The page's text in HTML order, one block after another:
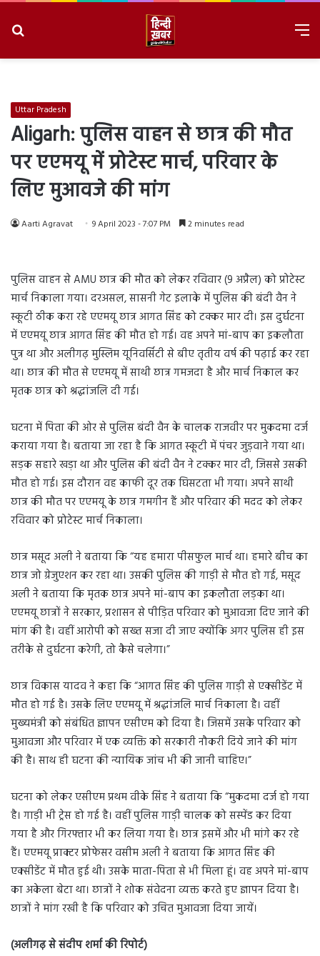
Uttar Pradesh
Aligarh: पुलिस वाहन से छात्र की मौत
पर एएमयू में प्रोटेस्ट मार्च, परिवार के
लिए मुआवजे की मांग
Aarti Agravat 9 April 2023 - 7:07 PM 2 minutes read
पुलिस वाहन से AMU छात्र की मौत को लेकर रविवार (9 अप्रैल) को प्रोटेस्ट
मार्च निकाला गया। दरअसल, सासनी गेट इलाके में पुलिस की बंदी वैन ने
स्कूटी ठीक करा रहे एएमयू छात्र आगत सिंह को टक्कर मार दी। इस दुर्घटना
में एएमयू छात्र आगत सिंह की मौत हो गई। वह अपने मां-बाप का इकलौता
पुत्र था और अलीगढ़ मुस्लिम यूनिवर्सिटी से बीए तृतीय वर्ष की पढ़ाई कर रहा
था। छात्र की मौत से एएमयू में साथी छात्र गमजदा है और मार्च निकाल कर
मृतक छात्र को श्रद्धांजलि दी गई।
घटना में पिता की ओर से पुलिस बंदी वैन के चालक राजवीर पर मुकदमा दर्ज
कराया गया है। बताया जा रहा है कि आगत स्कूटी में पंचर जुड़वाने गया था।
सड़क सहारे खड़ा था और पुलिस की बंदी वैन ने टक्कर मार दी, जिससे उसकी
मौत हो गई। इस दौरान वह काफी दूर तक घिसटता भी गया। अपने साथी
छात्र की मौत पर एएमयू के छात्र गमगीन हैं और परिवार की मदद को लेकर
रविवार को प्रोटेस्ट मार्च निकाला।
छात्र मसूद अली ने बताया कि “यह हमारा पीसफुल मार्च था। हमारे बीच का
छात्र जो ग्रेजुएशन कर रहा था। उसकी पुलिस की गाड़ी से मौत हो गई, मसूद
अली ने बताया कि मृतक छात्र अपने मां-बाप का इकलौता लड़का था।
एएमयू छात्रों ने सरकार, प्रशासन से पीड़ित परिवार को मुआवजा दिए जाने की
मांग की है। वहीं आरोपी को सख्त सजा दी जाए क्योंकि अगर पुलिस ही इस
तरीके से दुर्घटना करेगी, तो कैसे चलेगा।”
छात्र विकास यादव ने कहा कि “आगत सिंह की पुलिस गाड़ी से एक्सीडेंट में
मौत हो गई है। उसके लिए एएमयू में श्रद्धांजलि मार्च निकाला है। वहीं
मुख्यमंत्री को संबंधित ज्ञापन एसीएम को दिया है। जिसमें उसके परिवार को
मुआवजा और परिवार में एक व्यक्ति को सरकारी नौकरी दिये जाने की मांग
की है। साथ ही घटना की न्यायिक जांच भी की जानी चाहिए।”
घटना को लेकर एसीएम प्रथम वीके सिंह ने बताया कि “मुकदमा दर्ज हो गया
है। गाड़ी भी ट्रेस हो गई है। वहीं पुलिस गाड़ी चालक को सस्पेंड कर दिया
गया है और गिरफ्तार भी कर लिया गया है। छात्र इसमें और भी मांगे कर रहे
हैं। एएमयू प्राक्टर प्रोफेसर वसीम अली ने बताया कि आगत सिंह की
एक्सीडेंट में मौत हुई थी। उसके माता-पिता से भी मिला हूं। वह अपने मां-बाप
का अकेला बेटा था। छात्रों ने शोक संवेदना व्यक्त करते हुए ज्ञापन दिया है।
छात्रों ने मांग रखी है कि परिवार को उचित मुआवजा दिया जायें।
(अलीगढ़ से संदीप शर्मा की रिपोर्ट)